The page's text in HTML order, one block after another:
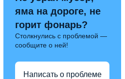
яма на дороге, не
горит фонарь?
Столкнулись с проблемой —
сообщите о ней!
Написать о проблеме